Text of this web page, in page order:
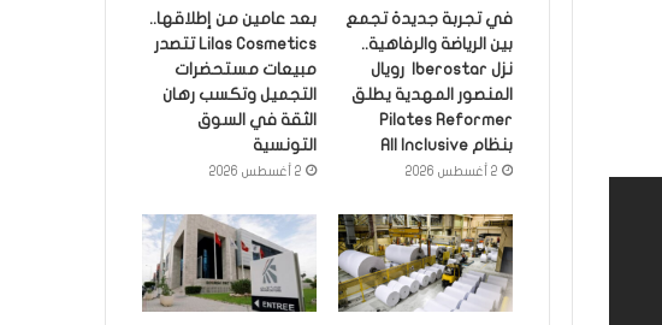
في تجربة جديدة تجمع
بين الرياضة والرفاهية..
نزل Iberostar رويال
المنصور المهدية يطلق
Pilates Reformer
بنظام All Inclusive
2 أغسطس 2026
بعد عامين من إطلاقها..
Lilas Cosmetics تتصدر
مبيعات مستحضرات
التجميل وتكسب رهان
الثقة في السوق
التونسية
2 أغسطس 2026